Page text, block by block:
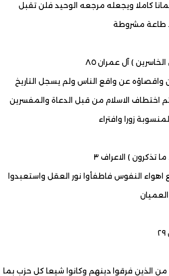
كاملا ويجعله مرجعه الوحيد فلن تقبل
طاعة مشروطة
) آل عمران ٨٥
واقصاؤه عن واقع الناس ولم يسجل التاريخ
تم اختطاف الاسلام من قبل الدعاة والمفسرين
زورا وافتراء
تذكرون ) الاعراف ٣
اهواء النفوس فاطفأوا نور العقل واستعبدوا
من الذين فرقوا دينهم وكانوا شيعا كل حزب بما